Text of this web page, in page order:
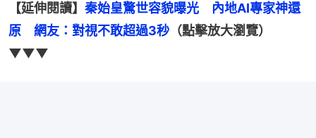
【延伸閱讀】 秦始皇驚世容貌曝光　內地AI專家神還
原　網友：對視不敢超過3秒（點擊放大瀏覽）
▼▼▼